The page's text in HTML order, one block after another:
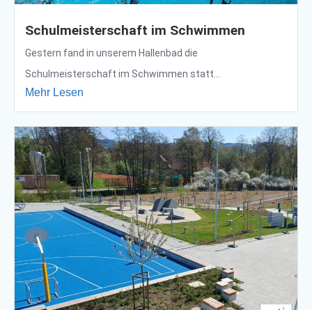
Schulmeisterschaft im Schwimmen
Gestern fand in unserem Hallenbad die
Schulmeisterschaft im Schwimmen statt...
Mehr Lesen